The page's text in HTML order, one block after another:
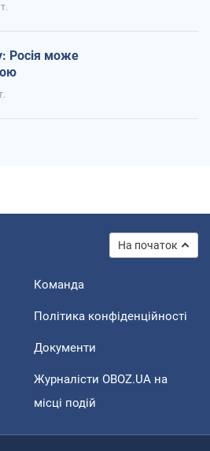
Росія може
На початок
Команда
Політика конфіденційності
Документи
Журналісти OBOZ.UA на
місці подій